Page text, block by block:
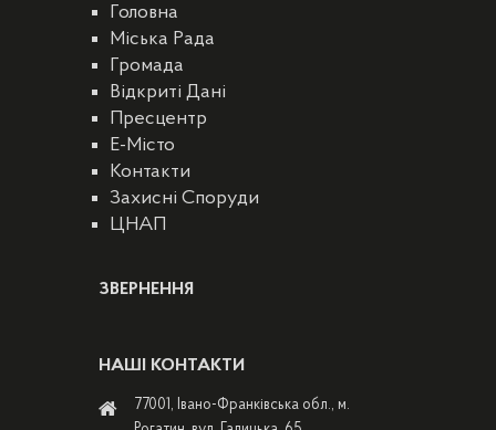
Головна
Міська Рада
Громада
Відкриті Дані
Пресцентр
E-Місто
Контакти
Захисні Споруди
ЦНАП
ЗВЕРНЕННЯ
НАШІ КОНТАКТИ
77001, Івано-Франківська обл., м.